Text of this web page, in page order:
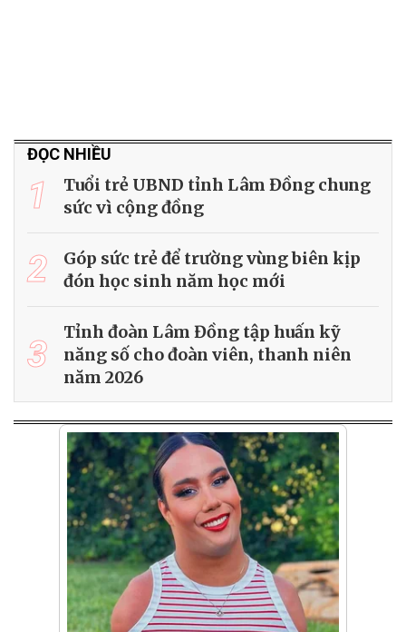
ĐỌC NHIỀU
1
Tuổi trẻ UBND tỉnh Lâm Đồng chung
sức vì cộng đồng
2
Góp sức trẻ để trường vùng biên kịp
đón học sinh năm học mới
3
Tỉnh đoàn Lâm Đồng tập huấn kỹ
năng số cho đoàn viên, thanh niên
năm 2026